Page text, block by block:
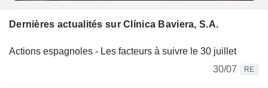
Dernières actualités sur Clínica Baviera, S.A.
Actions espagnoles - Les facteurs à suivre le 30 juillet
30/07
RE